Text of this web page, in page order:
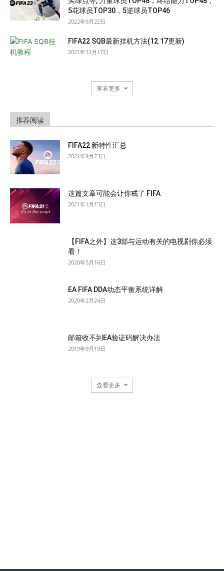
5花球员TOP30，5逆球员TOP46
2022年9月22日
FIFA22 SQB最新挂机方法(12.17更新)
2021年12月17日
查看更多
推荐阅读
FIFA22 新特性汇总
2021年9月23日
这篇文章可能会让你戒了 FIFA
2021年1月15日
【FIFA之外】这3部与运动有关的电视剧你必须
看！
2020年5月16日
EA FIFA DDA动态平衡系统详解
2020年2月24日
邮箱收不到EA验证码解决办法
2019年9月19日
查看更多